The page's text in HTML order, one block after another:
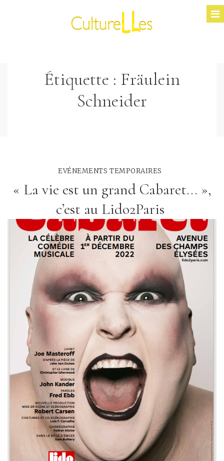
Étiquette : Fräulein
Schneider
EVÉNEMENTS TEMPORAIRES
« La vie est un grand Cabaret... »,
c’est au Lido2Paris